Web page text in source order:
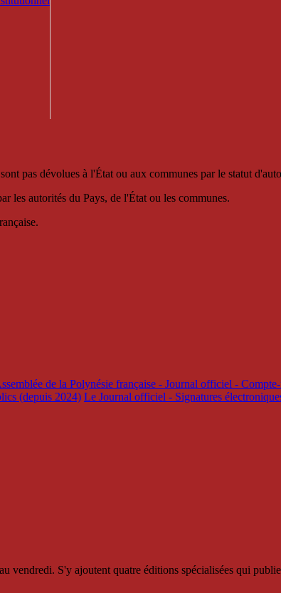
pas dévolues à l'État ou aux communes par le statut
les autorités du Pays, de l'État ou les communes.
de la Polynésie française - Journal officiel -
(depuis 2024) Le Journal officiel - Signatures
vendredi. S'y ajoutent quatre éditions spécialisées qui